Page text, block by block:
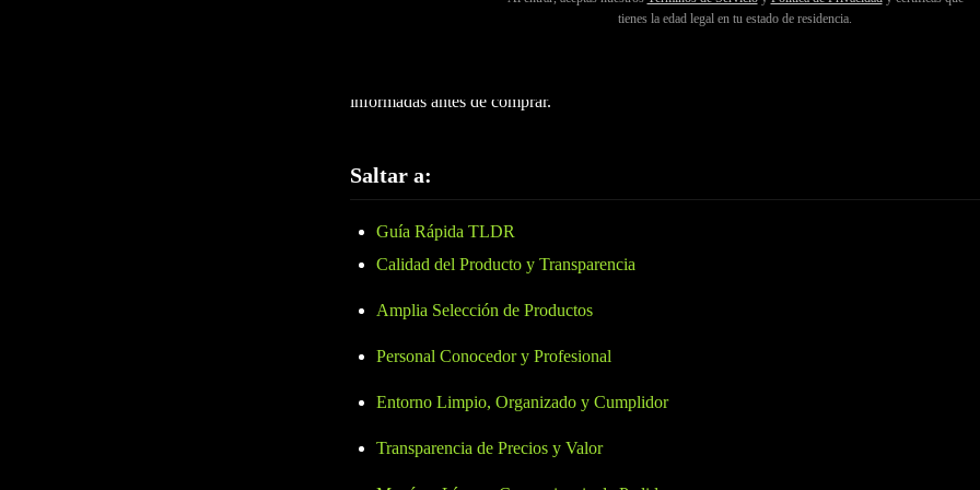
tienes la edad legal en tu estado de residencia.
directamente en tu experiencia con el producto, seguridad y satisfacción general. Desde la
informadas antes de comprar.
Saltar a:
Guía Rápida TLDR
Calidad del Producto y Transparencia
Amplia Selección de Productos
Personal Conocedor y Profesional
Entorno Limpio, Organizado y Cumplidor
Transparencia de Precios y Valor